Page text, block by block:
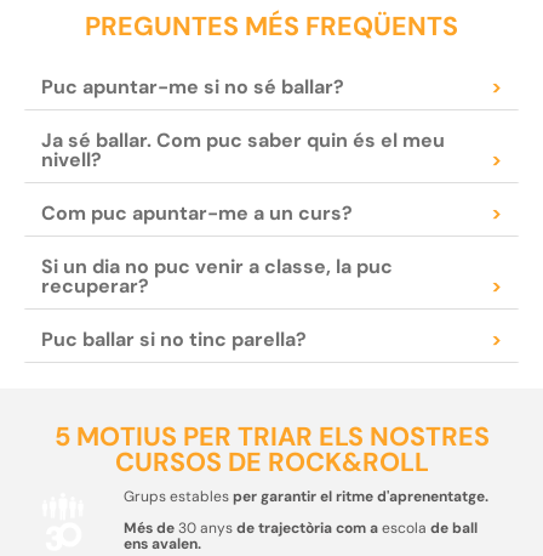
PREGUNTES MÉS FREQÜENTS
Puc apuntar-me si no sé ballar? >
Ja sé ballar. Com puc saber quin és el meu
nivell? >
Com puc apuntar-me a un curs? >
Si un dia no puc venir a classe, la puc
recuperar? >
Puc ballar si no tinc parella? >
5 MOTIUS PER TRIAR ELS NOSTRES
CURSOS DE ROCK&ROLL
Grups establesper garantir el ritme d'aprenentatge.
Més de30 anysde trajectòria com aescola de ball
ens avalen.